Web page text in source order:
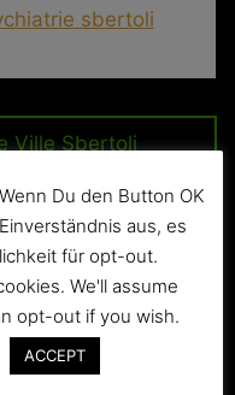
Ville Sbertoli
& Cookie Policy
Du den Button OK
aus, es
für opt-out.
We'll assume
opt-out if you wish.
ACCEPT